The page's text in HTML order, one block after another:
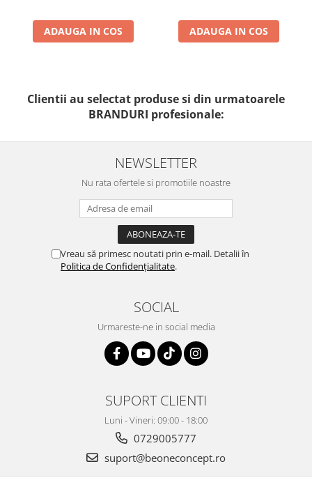
ADAUGA IN COS ADAUGA IN COS
Clientii au selectat produse si din urmatoarele
BRANDURI profesionale:
NEWSLETTER
Nu rata ofertele si promotiile noastre
Vreau să primesc noutati prin e-mail. Detalii în
Politica de Confidențialitate.
SOCIAL
Urmareste-ne in social media
SUPORT CLIENTI
Luni - Vineri: 09:00 - 18:00
0729005777
suport@beoneconcept.ro